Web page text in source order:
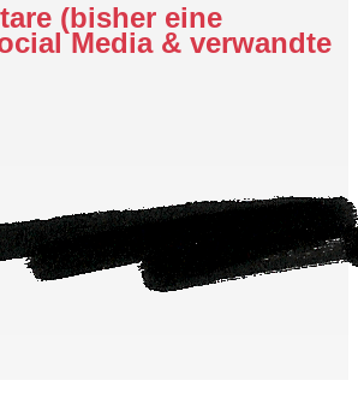
(bisher eine
Media & verwandte